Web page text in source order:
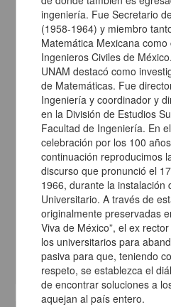
Carta de Francisco Martínez Baca a
felicitándolo por el triunfo de la causa
Martínez Baca, Francisco
[sin fecha]
Multidisciplina
ingeniería. Fue Secretario
(1958-1964) y miembro
Matemática Mexicana
Ingenieros Civiles de
UNAM destacó como
de Matemáticas. Fue
Ingeniería y coordinador y
en la División de Estudios
Facultad de Ingeniería. En
celebración por los 100
continuación reproducimos
discurso que pronunció el
1966, durante la instalación
Universitario. A través de
originalmente preservadas
Viva de México”, el ex
los universitarios para
pasiva para que, teniendo
respeto, se establezca el
de encontrar soluciones a
aquejan al país entero.